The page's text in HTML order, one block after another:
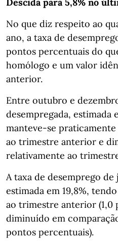
No que diz respeito ao
ano, a taxa de
pontos percentuais do
homólogo e um valor
anterior.
Entre outubro e
desempregada, estimada
manteve-se
ao trimestre anterior e
relativamente ao
A taxa de desemprego de
estimada em 19,8%,
ao trimestre anterior (1,0
diminuído em
pontos percentuais).